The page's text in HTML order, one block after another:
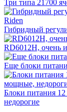
Три типа 21700
Гибридный
RD6012H, очень
Еще блоки
Блоки питания
недорогие